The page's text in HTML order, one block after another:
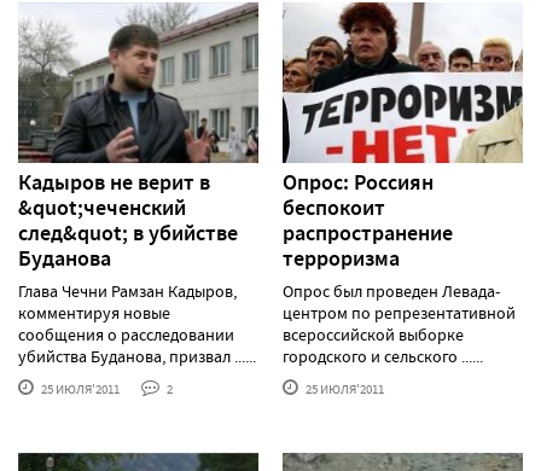
Кадыров не верит в
&quot;чеченский
след&quot; в убийстве
Буданова
Глава Чечни Рамзан Кадыров,
комментируя новые
сообщения о расследовании
убийства Буданова, призвал ......
25 ИЮЛЯ'2011 2
Опрос: Россиян
беспокоит
распространение
терроризма
Опрос был проведен Левада-
центром по репрезентативной
всероссийской выборке
городского и сельского ......
25 ИЮЛЯ'2011